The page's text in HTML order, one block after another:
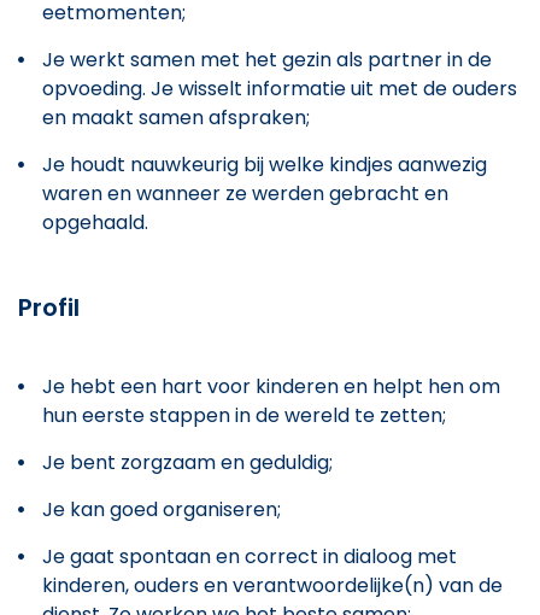
eetmomenten;
Je werkt samen met het gezin als partner in de
opvoeding. Je wisselt informatie uit met de ouders
en maakt samen afspraken;
Je houdt nauwkeurig bij welke kindjes aanwezig
waren en wanneer ze werden gebracht en
opgehaald.
Profil
Je hebt een hart voor kinderen en helpt hen om
hun eerste stappen in de wereld te zetten;
Je bent zorgzaam en geduldig;
Je kan goed organiseren;
Je gaat spontaan en correct in dialoog met
kinderen, ouders en verantwoordelijke(n) van de